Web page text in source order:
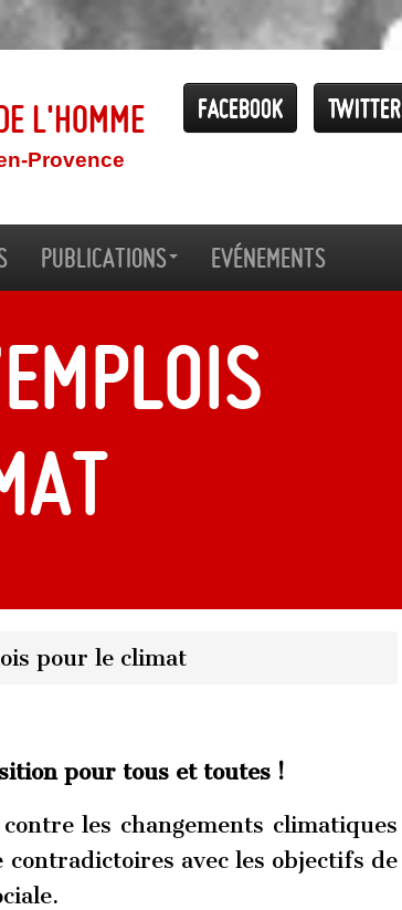
Twitter
Facebook
l'Homme
Provence
Publications Evénements
pour le climat
pour tous et toutes !
les changements climatiques
avec les objectifs de